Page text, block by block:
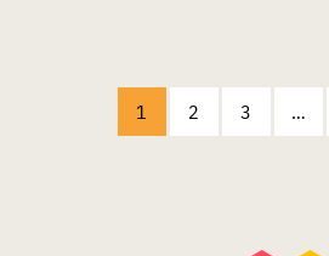
1 2 3 …